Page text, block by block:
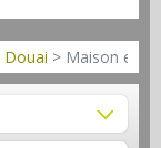
> Maison en